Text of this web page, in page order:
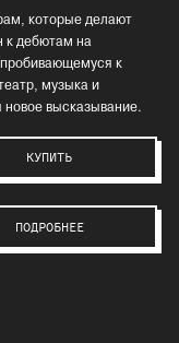
которые делают
к дебютам на
к
музыка и
высказывание.
КУПИТЬ
ПОДРОБНЕЕ